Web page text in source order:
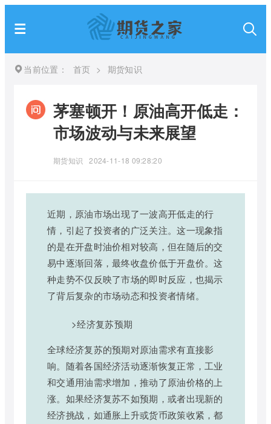
当前位置： 首页 > 期货知识
茅塞顿开！原油高开低走：
市场波动与未来展望
期货知识 2024-11-18 09:28:20
近期，原油市场出现了一波高开低走的行
情，引起了投资者的广泛关注。这一现象指
的是在开盘时油价相对较高，但在随后的交
易中逐渐回落，最终收盘价低于开盘价。这
种走势不仅反映了市场的即时反应，也揭示
了背后复杂的市场动态和投资者情绪。
>经济复苏预期
全球经济复苏的预期对原油需求有直接影
响。随着各国经济活动逐渐恢复正常，工业
和交通用油需求增加，推动了原油价格的上
涨。如果经济复苏不如预期，或者出现新的
经济挑战，如通胀上升或货币政策收紧，都